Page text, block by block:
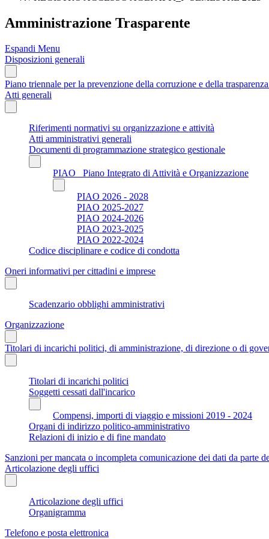
Amministrazione Trasparente
Espandi Menu
Disposizioni generali
Piano triennale per la prevenzione della corruzione e della
Atti generali
Riferimenti normativi su organizzazione e attività
Atti amministrativi generali
Documenti di programmazione strategico gestionale
PIAO_ Piano Integrato di Attività e Organizzazione
PIAO 2026 - 2028
PIAO 2025-2027
PIAO 2024-2026
PIAO 2023-2025
PIAO 2022-2024
Codice disciplinare e codice di condotta
Oneri informativi per cittadini e imprese
Scadenzario obblighi amministrativi
Organizzazione
Titolari di incarichi politici, di amministrazione, di direzione o di
Titolari di incarichi politici
Soggetti cessati dall'incarico
Compensi, importi di viaggio e missioni 2019 - 2024
Organi di indirizzo politico-amministrativo
Relazioni di inizio e di fine mandato
Sanzioni per mancata o incompleta comunicazione dei dati da
Articolazione degli uffici
Articolazione degli uffici
Organigramma
Telefono e posta elettronica